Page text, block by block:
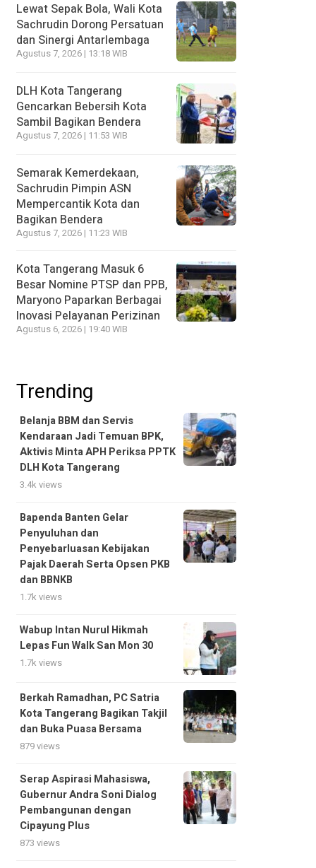
Lewat Sepak Bola, Wali Kota
Sachrudin Dorong Persatuan
dan Sinergi Antarlembaga
Agustus 7, 2026 | 13:18 WIB
DLH Kota Tangerang
Gencarkan Bebersih Kota
Sambil Bagikan Bendera
Agustus 7, 2026 | 11:53 WIB
Semarak Kemerdekaan,
Sachrudin Pimpin ASN
Mempercantik Kota dan
Bagikan Bendera
Agustus 7, 2026 | 11:23 WIB
Kota Tangerang Masuk 6
Besar Nomine PTSP dan PPB,
Maryono Paparkan Berbagai
Inovasi Pelayanan Perizinan
Agustus 6, 2026 | 19:40 WIB
Trending
Belanja BBM dan Servis
Kendaraan Jadi Temuan BPK,
Aktivis Minta APH Periksa PPTK
DLH Kota Tangerang
3.4k views
Bapenda Banten Gelar
Penyuluhan dan
Penyebarluasan Kebijakan
Pajak Daerah Serta Opsen PKB
dan BBNKB
1.7k views
Wabup Intan Nurul Hikmah
Lepas Fun Walk San Mon 30
1.7k views
Berkah Ramadhan, PC Satria
Kota Tangerang Bagikan Takjil
dan Buka Puasa Bersama
879 views
Serap Aspirasi Mahasiswa,
Gubernur Andra Soni Dialog
Pembangunan dengan
Cipayung Plus
873 views